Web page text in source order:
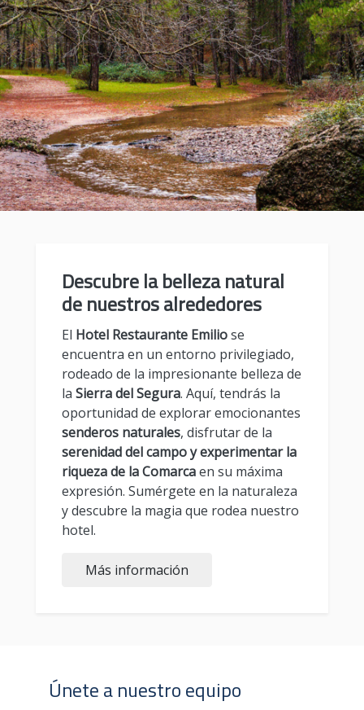
Descubre la belleza natural
de nuestros alrededores
El Hotel Restaurante Emiliose
encuentra en un entorno privilegiado,
rodeado de la impresionante belleza de
la Sierra del Segura. Aquí, tendrás la
oportunidad de explorar emocionantes
senderos naturales, disfrutar de la
serenidad del campo y experimentar la
riqueza de la Comarcaen su máxima
expresión. Sumérgete en la naturaleza
y descubre la magia que rodea nuestro
hotel.
Más información
Únete a nuestro equipo